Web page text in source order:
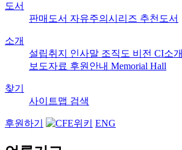
도서
판매도서 자유주의시리즈 추천도서
소개
설립취지 인사말 조직도 비전 CI소개
보도자료 후원안내 Memorial Hall
찾기
사이트맵 검색
후원하기 ENG